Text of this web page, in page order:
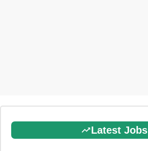
Latest Jobs